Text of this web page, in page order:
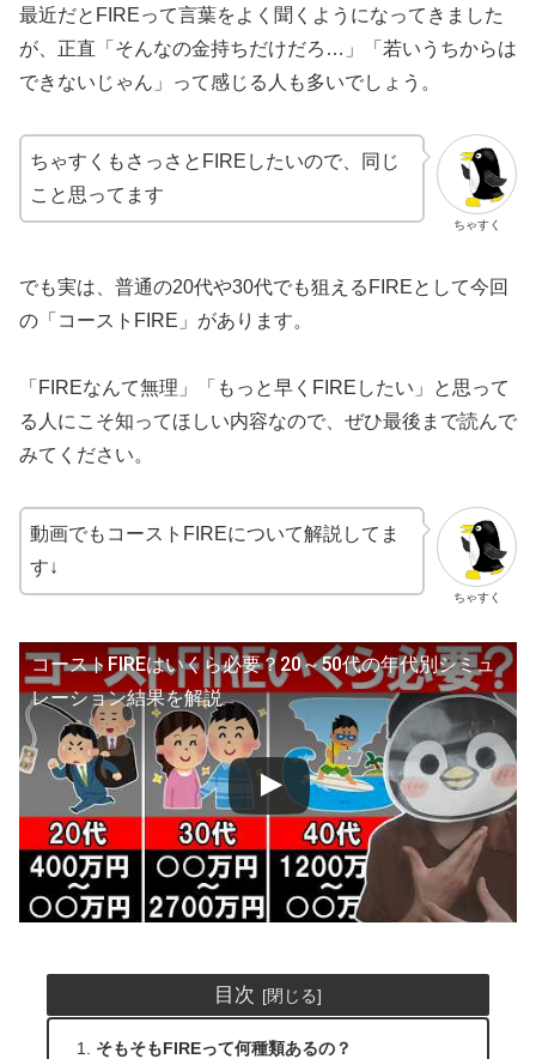
最近だとFIREって言葉をよく聞くようになってきました
が、正直「そんなの金持ちだけだろ…」「若いうちからは
できないじゃん」って感じる人も多いでしょう。
ちゃすく
ちゃすくもさっさとFIREしたいので、同じ
こと思ってます
でも実は、普通の20代や30代でも狙えるFIREとして今回
の「コーストFIRE」があります。
「FIREなんて無理」「もっと早くFIREしたい」と思って
る人にこそ知ってほしい内容なので、ぜひ最後まで読んで
みてください。
ちゃすく
動画でもコーストFIREについて解説してま
す↓
コーストFIREはいくら必要？20～50代の年代別シミュ
レーション結果を解説
目次
そもそもFIREって何種類あるの？